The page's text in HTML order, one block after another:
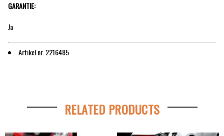
GARANTIE:
Ja
Artikel nr. 2216485
RELATED PRODUCTS